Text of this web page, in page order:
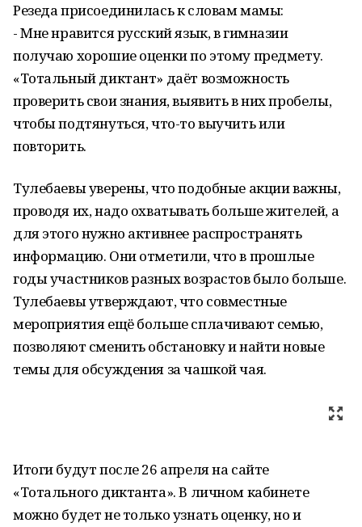
Резеда присоединилась к словам мамы:
- Мне нравится русский язык, в гимназии
получаю хорошие оценки по этому предмету.
«Тотальный диктант» даёт возможность
проверить свои знания, выявить в них пробелы,
чтобы подтянуться, что-то выучить или
повторить.
Тулебаевы уверены, что подобные акции важны,
проводя их, надо охватывать больше жителей, а
для этого нужно активнее распространять
информацию. Они отметили, что в прошлые
годы участников разных возрастов было больше.
Тулебаевы утверждают, что совместные
мероприятия ещё больше сплачивают семью,
позволяют сменить обстановку и найти новые
темы для обсуждения за чашкой чая.
Итоги будут после 26 апреля на сайте
«Тотального диктанта». В личном кабинете
можно будет не только узнать оценку, но и